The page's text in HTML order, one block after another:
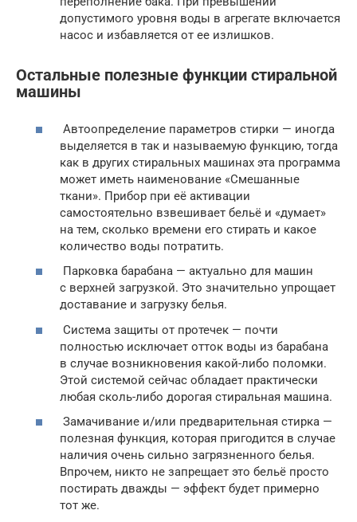
допустимого уровня воды в агрегате включается
насос и избавляется от ее излишков.
Остальные полезные функции стиральной
машины
Автоопределение параметров стирки — иногда
выделяется в так и называемую функцию, тогда
как в других стиральных машинах эта программа
может иметь наименование «Смешанные
ткани». Прибор при её активации
самостоятельно взвешивает бельё и «думает»
на тем, сколько времени его стирать и какое
количество воды потратить.
Парковка барабана — актуально для машин
с верхней загрузкой. Это значительно упрощает
доставание и загрузку белья.
Система защиты от протечек — почти
полностью исключает отток воды из барабана
в случае возникновения какой-либо поломки.
Этой системой сейчас обладает практически
любая сколь-либо дорогая стиральная машина.
Замачивание и/или предварительная стирка —
полезная функция, которая пригодится в случае
наличия очень сильно загрязненного белья.
Впрочем, никто не запрещает это бельё просто
постирать дважды — эффект будет примерно
тот же.